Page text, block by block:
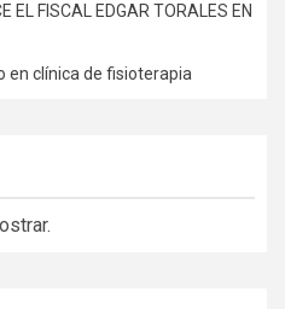
EL FISCAL EDGAR TORALES EN
en clínica de fisioterapia